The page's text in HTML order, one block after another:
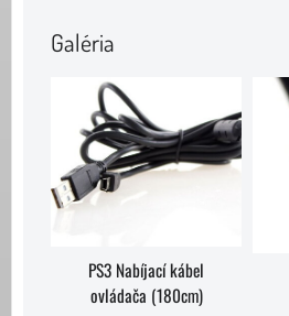
Galéria
PS3 Nabíjací kábel
ovládača (180cm)